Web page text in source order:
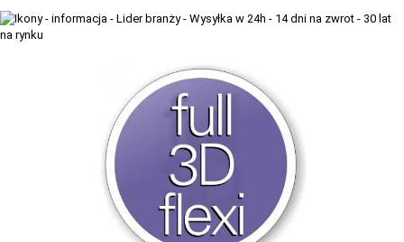
+
TACX
ELITE
VOSTOK EUROPE ZEGARKI